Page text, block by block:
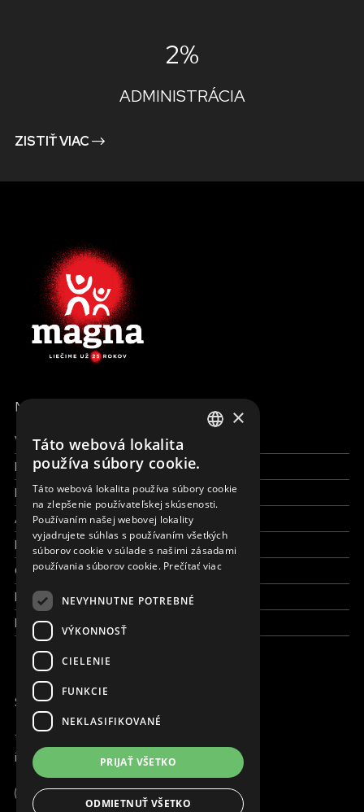
Slovensko
Apoteka + Pinakoteka
2%
ADMINISTRÁCIA
ZISTIŤ VIAC
MENU
Všetky formy pomoci
Financie a reporty
Pracujte s nami
Aktuálne
Kto sme
Čo robíme
Kde robíme
Kontaktujte nás
SME ONLINE
+421 917 827 827
info@magna.org
CZECH
FRENCH
×
Táto webová lokalita
používa súbory cookie.
Táto webová lokalita používa súbory cookie
na zlepšenie používateľskej skúsenosti.
Používaním našej webovej lokality
vyjadrujete súhlas s používaním všetkých
súborov cookie v súlade s našimi zásadami
používania súborov cookie. Prečítať viac
NEVYHNUTNE POTREBNÉ
VÝKONNOSŤ
CIELENIE
FUNKCIE
NEKLASIFIKOVANÉ
PRIJAŤ VŠETKO
ODMIETNUŤ VŠETKO